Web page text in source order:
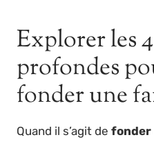
Explorer les
profondes
fonder une
Quand il s’agit de fonder